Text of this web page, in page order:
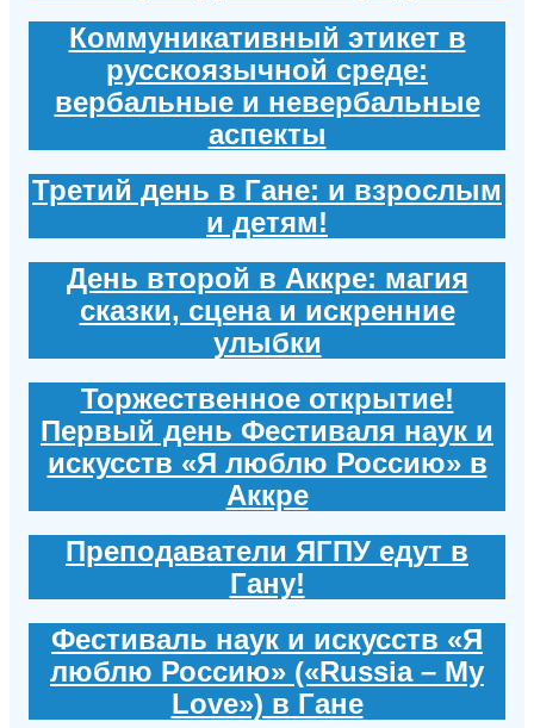
Коммуникативный этикет в
русскоязычной среде:
вербальные и невербальные
аспекты
Третий день в Гане: и взрослым
и детям!
День второй в Аккре: магия
сказки, сцена и искренние
улыбки
Торжественное открытие!
Первый день Фестиваля наук и
искусств «Я люблю Россию» в
Аккре
Преподаватели ЯГПУ едут в
Гану!
Фестиваль наук и искусств «Я
люблю Россию» («Russia – My
Love») в Гане